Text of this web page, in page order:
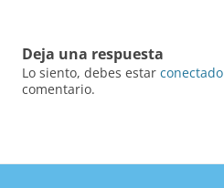
Deja una respuesta
Lo siento, debes estar conectado
comentario.